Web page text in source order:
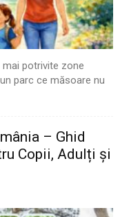
potrivite zone
parc ce măsoare nu
– Ghid
Copii, Adulți și